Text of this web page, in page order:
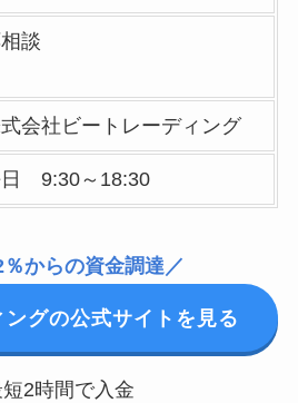
談
会社ビートレーディング
9:30～18:30
からの資金調達／
ングの公式サイトを見る
2時間で入金